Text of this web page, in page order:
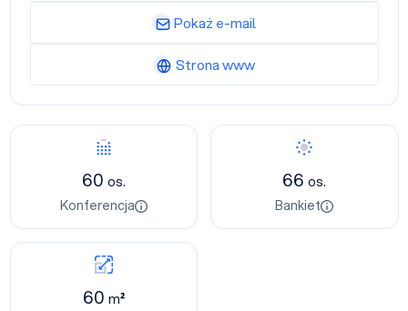
60 os.
Konferencja
66os.
Bankiet
60 m²
Pokaż e-mail
Strona www